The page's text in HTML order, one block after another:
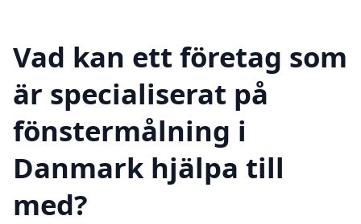
Vad kan ett företag som
är specialiserat på
fönstermålning i
Danmark hjälpa till
med?